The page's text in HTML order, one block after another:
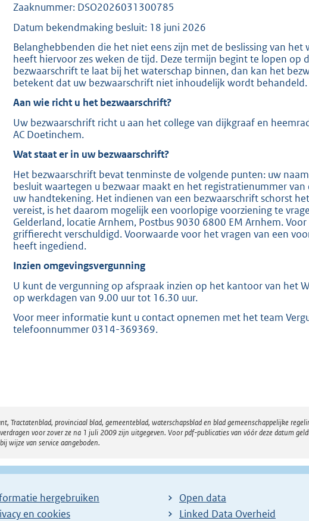
0
9
K
Zaaknummer: DSO2026031300785
Datum bekendmaking besluit: 18 juni 2026
Belanghebbenden die het niet eens zijn met de beslissing van
heeft hiervoor zes weken de tijd. Deze termijn begint te lopen
bezwaarschrift te laat bij het waterschap binnen, dan kan het
betekent dat uw bezwaarschrift niet inhoudelijk wordt behandeld.
Aan wie richt u het bezwaarschrift?
Uw bezwaarschrift richt u aan het college van dijkgraaf en
AC Doetinchem.
Wat staat er in uw bezwaarschrift?
Het bezwaarschrift bevat tenminste de volgende punten: uw
besluit waartegen u bezwaar maakt en het registratienummer
uw handtekening. Het indienen van een bezwaarschrift schorst
vereist, is het daarom mogelijk een voorlopige voorziening te
Gelderland, locatie Arnhem, Postbus 9030 6800 EM Arnhem.
griffierecht verschuldigd. Voorwaarde voor het vragen van een
heeft ingediend.
Inzien omgevingsvergunning
U kunt de vergunning op afspraak inzien op het kantoor van het
op werkdagen van 9.00 uur tot 16.30 uur.
Voor meer informatie kunt u contact opnemen met het team
telefoonnummer 0314-369369.
Tractatenblad, provinciaal blad, gemeenteblad, waterschapsblad en blad gemeenschappelijke
voor zover ze na 1 juli 2009 zijn uitgegeven. Voor pdf-publicaties van vóór deze datum
wijze van service aangeboden.
hergebruiken
en cookies
Open data
Linked Data Overheid